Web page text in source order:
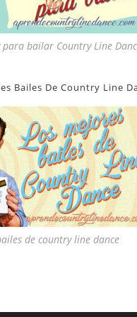
para bailar Country Line
Bailes De Country Line
de country line dance